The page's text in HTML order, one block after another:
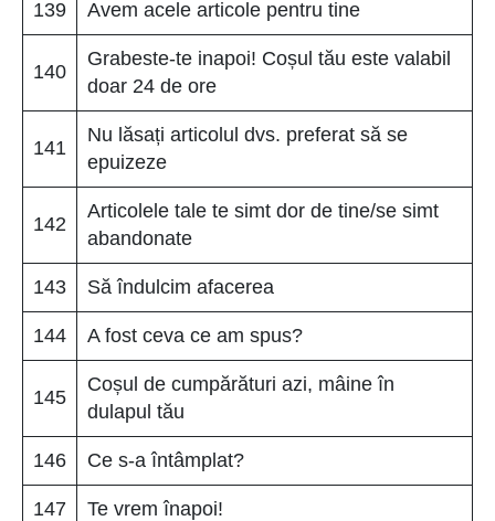
139 Avem acele articole pentru tine
140
Grabeste-te inapoi! Coșul tău este valabil
doar 24 de ore
141
Nu lăsați articolul dvs. preferat să se
epuizeze
142
Articolele tale te simt dor de tine/se simt
abandonate
143 Să îndulcim afacerea
144 A fost ceva ce am spus?
145
Coșul de cumpărături azi, mâine în
dulapul tău
146 Ce s-a întâmplat?
147 Te vrem înapoi!